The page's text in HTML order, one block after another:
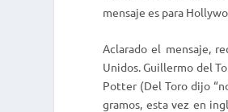
mensaje es para
Aclarado el mensaje,
Unidos. Guillermo del
Potter (Del Toro dijo
gramos, esta vez en